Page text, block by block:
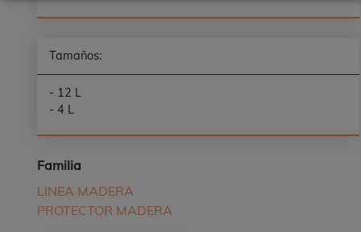
Tamaños:
- 12 L
- 4 L
Familia
LINEA MADERA
PROTECTOR MADERA